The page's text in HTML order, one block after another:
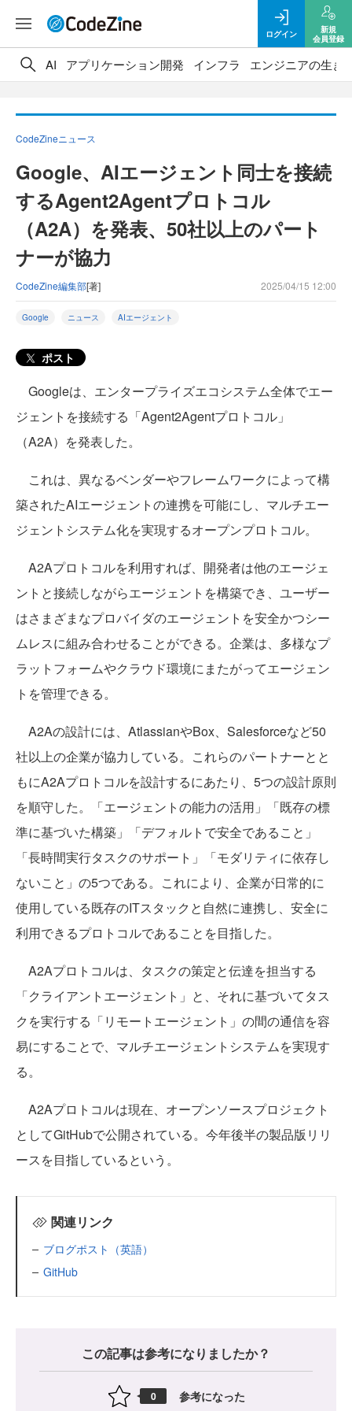
ログイン
新規
会員登録
AI アプリケーション開発 インフラ エンジニアの生き
CodeZineニュース
Google、AIエージェント同士を接続
するAgent2Agentプロトコル
（A2A）を発表、50社以上のパート
ナーが協力
CodeZine編集部[著] 2025/04/15 12:00
Google ニュース AIエージェント
ポスト
Googleは、エンタープライズエコシステム全体でエー
ジェントを接続する「Agent2Agentプロトコル」
（A2A）を発表した。
これは、異なるベンダーやフレームワークによって構
築されたAIエージェントの連携を可能にし、マルチエー
ジェントシステム化を実現するオープンプロトコル。
A2Aプロトコルを利用すれば、開発者は他のエージェ
ントと接続しながらエージェントを構築でき、ユーザー
はさまざまなプロバイダのエージェントを安全かつシー
ムレスに組み合わせることができる。企業は、多様なプ
ラットフォームやクラウド環境にまたがってエージェン
トを管理できる。
A2Aの設計には、AtlassianやBox、Salesforceなど50
社以上の企業が協力している。これらのパートナーとと
もにA2Aプロトコルを設計するにあたり、5つの設計原則
を順守した。「エージェントの能力の活用」「既存の標
準に基づいた構築」「デフォルトで安全であること」
「長時間実行タスクのサポート」「モダリティに依存し
ないこと」の5つである。これにより、企業が日常的に
使用している既存のITスタックと自然に連携し、安全に
利用できるプロトコルであることを目指した。
A2Aプロトコルは、タスクの策定と伝達を担当する
「クライアントエージェント」と、それに基づいてタス
クを実行する「リモートエージェント」の間の通信を容
易にすることで、マルチエージェントシステムを実現す
る。
A2Aプロトコルは現在、オープンソースプロジェクト
としてGitHubで公開されている。今年後半の製品版リリ
ースを目指しているという。
関連リンク
ブログポスト（英語）
GitHub
この記事は参考になりましたか？
0 参考になった